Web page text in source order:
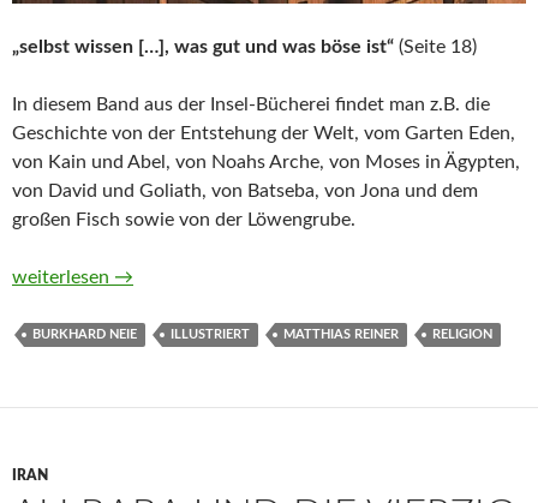
„selbst wissen […], was gut und was böse ist“ (Seite 18)
In diesem Band aus der Insel-Bücherei findet man z.B. die
Geschichte von der Entstehung der Welt, vom Garten Eden,
von Kain und Abel, von Noahs Arche, von Moses in Ägypten,
von David und Goliath, von Batseba, von Jona und dem
großen Fisch sowie von der Löwengrube.
Die schönsten Geschichten aus dem Alten Testament von
weiterlesen →
BURKHARD NEIE ILLUSTRIERT MATTHIAS REINER RELIGION
IRAN